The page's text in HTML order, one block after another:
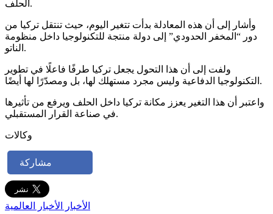
الحلف.
وأشار إلى أن هذه المعادلة بدأت تتغير اليوم، حيث تنتقل تركيا من
دور “المخفر الحدودي” إلى دولة منتجة للتكنولوجيا داخل منظومة
الناتو.
ولفت إلى أن هذا التحول يجعل تركيا طرفًا فاعلًا في تطوير
التكنولوجيا الدفاعية وليس مجرد مستهلك لها، بل ومصدّرًا لها أيضًا.
واعتبر أن هذا التغير يعزز مكانة تركيا داخل الحلف ويرفع من تأثيرها
في صناعة القرار المستقبلي.
وكالات
مشاركة
الأخبار الأخبار العالمية